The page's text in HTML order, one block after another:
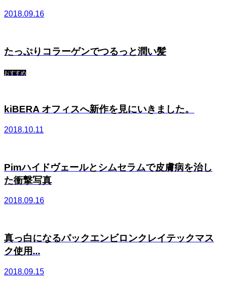
2018.09.16
たっぷりコラーゲンでつるっと潤い髪
おすすめ
kiBERA オフィスへ新作を見にいきました。
2018.10.11
Pimハイドヴェールとシムセラムで皮膚病を治し
た衝撃写真
2018.09.16
真っ白になるパックエンビロンクレイテックマス
ク使用...
2018.09.15